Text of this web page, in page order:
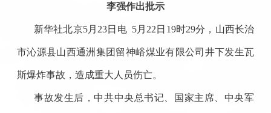
李强作出批示
新华社北京5月23日电 5月22日19时29分，山西长治
市沁源县山西通洲集团留神峪煤业有限公司井下发生瓦
斯爆炸事故，造成重大人员伤亡。
事故发生后，中共中央总书记、国家主席、中央军